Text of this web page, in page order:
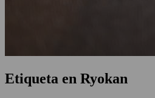
Etiqueta en Ryokan